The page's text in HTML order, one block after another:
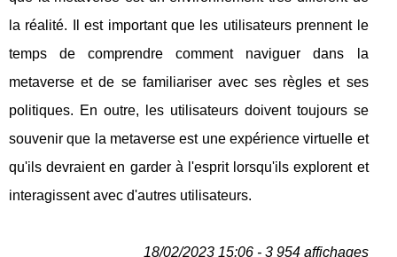
la réalité. Il est important que les utilisateurs prennent le
temps de comprendre comment naviguer dans la
metaverse et de se familiariser avec ses règles et ses
politiques. En outre, les utilisateurs doivent toujours se
souvenir que la metaverse est une expérience virtuelle et
qu'ils devraient en garder à l'esprit lorsqu'ils explorent et
interagissent avec d'autres utilisateurs.
18/02/2023 15:06 - 3 954 affichages